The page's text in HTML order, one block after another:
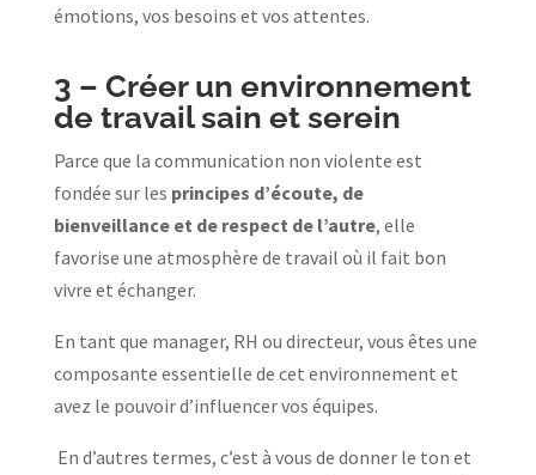
émotions, vos besoins et vos attentes.
3 – Créer un environnement
de travail sain et serein
Parce que la communication non violente est
fondée sur les principes d’écoute, de
bienveillance et de respect de l’autre, elle
favorise une atmosphère de travail où il fait bon
vivre et échanger.
En tant que manager, RH ou directeur, vous êtes une
composante essentielle de cet environnement et
avez le pouvoir d’influencer vos équipes.
En d’autres termes, c’est à vous de donner le ton et